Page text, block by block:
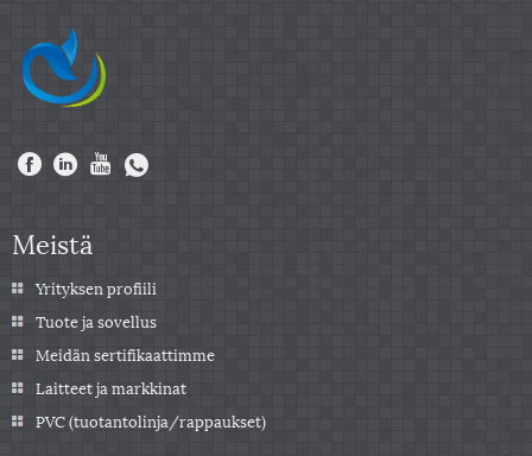
Meistä
Yrityksen profiili
Tuote ja sovellus
Meidän sertifikaattimme
Laitteet ja markkinat
PVC (tuotantolinja/rappaukset)